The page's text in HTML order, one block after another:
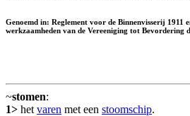
Genoemd in: Reglement voor de Binnenvisserij 1911
werkzaamheden van de Vereeniging tot Bevordering
~stomen:
1> het varen met een stoomschip.